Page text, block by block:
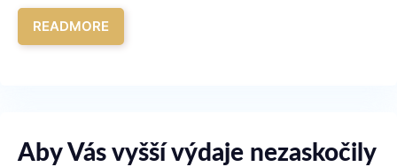
READMORE
Aby Vás vyšší výdaje nezaskočily